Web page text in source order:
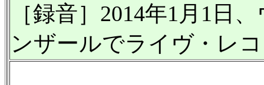
［録音］2014年1月1日
ンザールでライヴ・レ